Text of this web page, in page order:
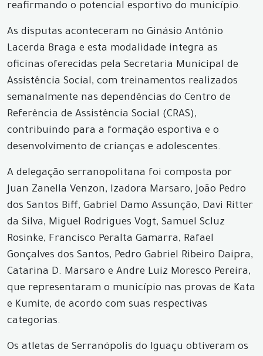
reafirmando o potencial esportivo do município.
As disputas aconteceram no Ginásio Antônio
Lacerda Braga e esta modalidade integra as
oficinas oferecidas pela Secretaria Municipal de
Assistência Social, com treinamentos realizados
semanalmente nas dependências do Centro de
Referência de Assistência Social (CRAS),
contribuindo para a formação esportiva e o
desenvolvimento de crianças e adolescentes.
A delegação serranopolitana foi composta por
Juan Zanella Venzon, Izadora Marsaro, João Pedro
dos Santos Biff, Gabriel Damo Assunção, Davi Ritter
da Silva, Miguel Rodrigues Vogt, Samuel Scluz
Rosinke, Francisco Peralta Gamarra, Rafael
Gonçalves dos Santos, Pedro Gabriel Ribeiro Daipra,
Catarina D. Marsaro e Andre Luiz Moresco Pereira,
que representaram o município nas provas de Kata
e Kumite, de acordo com suas respectivas
categorias.
Os atletas de Serranópolis do Iguaçu obtiveram os